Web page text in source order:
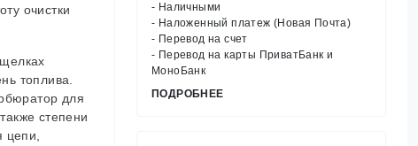
очистки
топлива.
для
степени
- Наличными
- Наложенный платеж (Новая Почта)
- Перевод на счет
- Перевод на карты ПриватБанк и
МоноБанк
ПОДРОБНЕЕ